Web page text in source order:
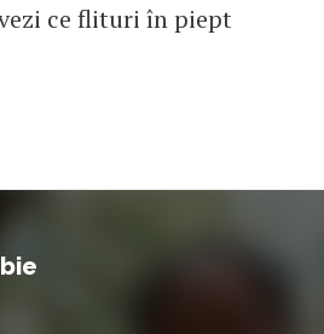
ce flituri în piept